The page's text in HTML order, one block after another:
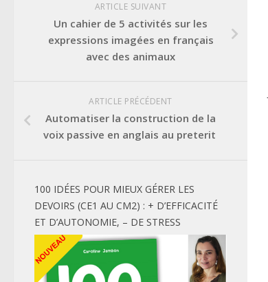
ARTICLE SUIVANT
Un cahier de 5 activités sur les
expressions imagées en français
avec des animaux
ARTICLE PRÉCÉDENT
Automatiser la construction de la
voix passive en anglais au preterit
100 IDÉES POUR MIEUX GÉRER LES
DEVOIRS (CE1 AU CM2) : + D’EFFICACITÉ
ET D’AUTONOMIE, – DE STRESS